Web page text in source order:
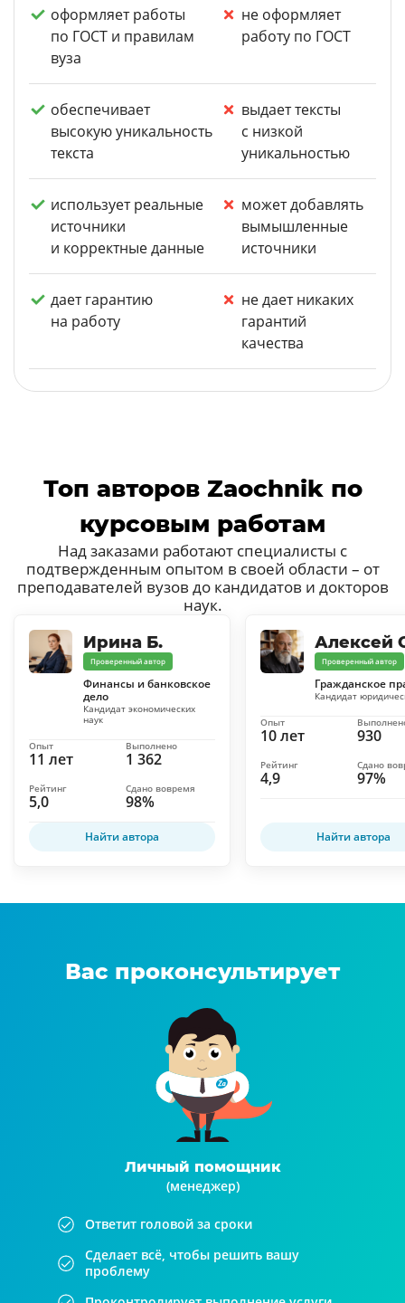
оформляет работы
по ГОСТ и правилам
вуза
не оформляет
работу по ГОСТ
обеспечивает
высокую уникальность
текста
выдает тексты
с низкой
уникальностью
использует реальные
источники
и корректные данные
может добавлять
вымышленные
источники
дает гарантию
на работу
не дает никаких
гарантий
качества
Топ авторов Zaochnik по
курсовым работам
Над заказами работают специалисты с
подтвержденным опытом в своей области – от
преподавателей вузов до кандидатов и докторов
наук.
Ирина Б.
Проверенный автор
Финансы и банковское
дело
Кандидат экономических
наук
11 лет
Опыт
1 362
Выполнено
5,0
Рейтинг
98%
Сдано вовремя
Найти автора
Алексей
Проверенный автор
Гражданское
Кандидат
10 лет
Опыт
930
4,9
Рейтинг
97%
Сдано
Найти автора
Вас проконсультирует
Личный помощник
(менеджер)
Ответит головой за сроки
Сделает всё, чтобы решить вашу
проблему